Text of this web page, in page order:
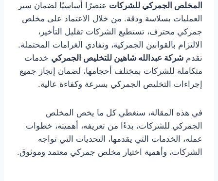
المخلص الجمركي للشركات عنصرًا أساسيًا لضمان سير
العمليات بسلاسة ودقة. من خلال الاعتماد على مخلص
جمركي محترف، تستطيع الشركات تقليل التأخير،
الالتزام بالقوانين الجمركية، وتفادي الغرامات المحتملة.
تقدم شركة عبدالله شاهين للتخليص الجمركي خدمات
متكاملة للشركات بمختلف أحجامها، لضمان إنجاز جميع
إجراءات التخليص الجمركي بسرعة وكفاءة عالية.
في هذه المقالة، سنغطي كل ما يخص المخلص
الجمركي للشركات، بدءًا من تعريفه، أهميته، خطوات
عمله، الخدمات التي يقدمها، التحديات التي تواجه
الشركات، وأهمية اختيار مخلص جمركي معتمد وموثوق.